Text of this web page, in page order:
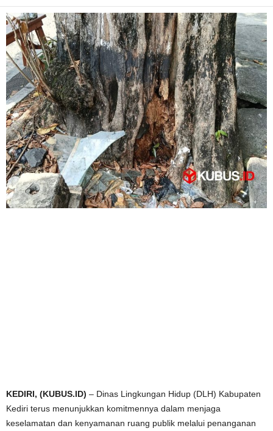
KEDIRI, (KUBUS.ID) – Dinas Lingkungan Hidup (DLH) Kabupaten
Kediri terus menunjukkan komitmennya dalam menjaga
keselamatan dan kenyamanan ruang publik melalui penanganan